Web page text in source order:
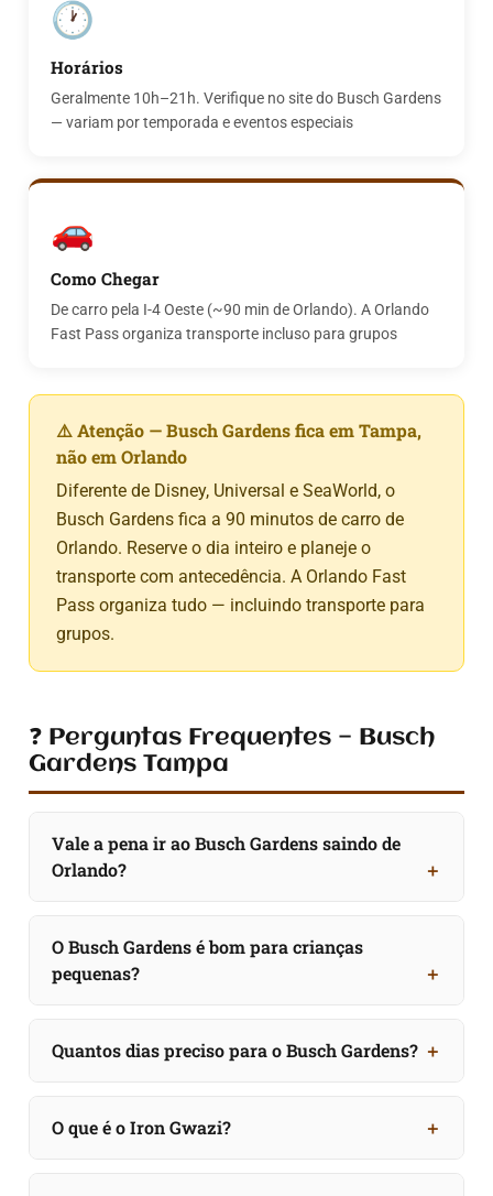
🕐
Horários
Geralmente 10h–21h. Verifique no site do Busch Gardens
— variam por temporada e eventos especiais
🚗
Como Chegar
De carro pela I-4 Oeste (~90 min de Orlando). A Orlando
Fast Pass organiza transporte incluso para grupos
⚠️ Atenção — Busch Gardens fica em Tampa,
não em Orlando
Diferente de Disney, Universal e SeaWorld, o
Busch Gardens fica a 90 minutos de carro de
Orlando. Reserve o dia inteiro e planeje o
transporte com antecedência. A Orlando Fast
Pass organiza tudo — incluindo transporte para
grupos.
❓ Perguntas Frequentes — Busch
Gardens Tampa
Vale a pena ir ao Busch Gardens saindo de
Orlando?
O Busch Gardens é bom para crianças
pequenas?
Quantos dias preciso para o Busch Gardens?
O que é o Iron Gwazi?